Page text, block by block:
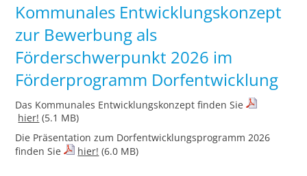
Kommunales Entwicklungskonzept
zur Bewerbung als
Förderschwerpunkt 2026 im
Förderprogramm Dorfentwicklung
Das Kommunales Entwicklungskonzept finden Sie
hier! (5.1 MB)
Die Präsentation zum Dorfentwicklungsprogramm 2026
finden Sie
hier! (6.0 MB)